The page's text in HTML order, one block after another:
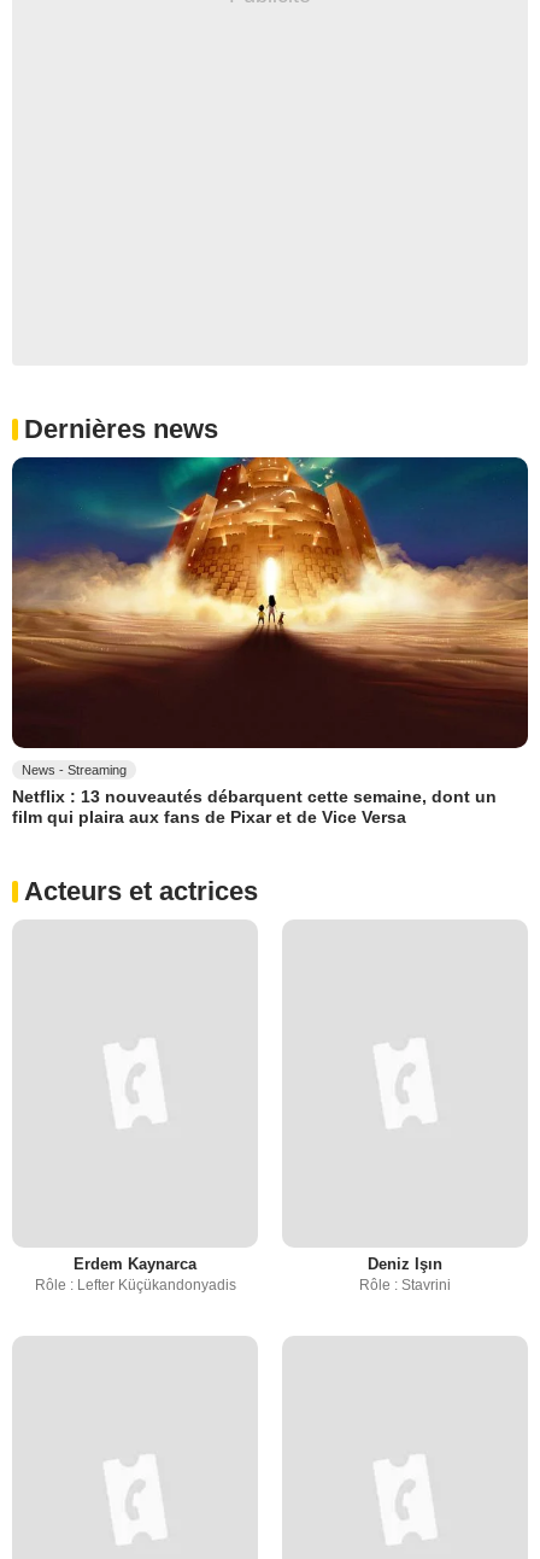
Dernières news
News - Streaming
Netflix : 13 nouveautés débarquent cette semaine, dont un
film qui plaira aux fans de Pixar et de Vice Versa
Acteurs et actrices
Erdem Kaynarca
Rôle : Lefter Küçükandonyadis
Deniz Işın
Rôle : Stavrini